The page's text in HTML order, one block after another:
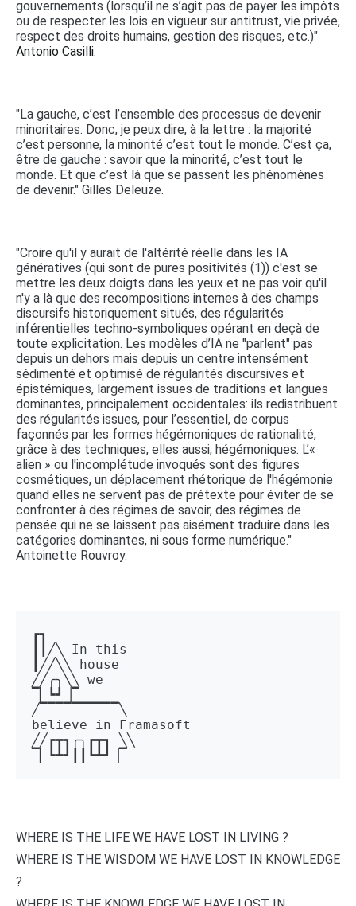
gouvernements (lorsqu’il ne s’agit pas de payer les impôts
ou de respecter les lois en vigueur sur antitrust, vie privée,
respect des droits humains, gestion des risques, etc.)"
Antonio Casilli.
"La gauche, c’est l’ensemble des processus de devenir
minoritaires. Donc, je peux dire, à la lettre : la majorité
c’est personne, la minorité c’est tout le monde. C’est ça,
être de gauche : savoir que la minorité, c’est tout le
monde. Et que c’est là que se passent les phénomènes
de devenir." Gilles Deleuze.
"Croire qu'il y aurait de l'altérité réelle dans les IA
génératives (qui sont de pures positivités (1)) c'est se
mettre les deux doigts dans les yeux et ne pas voir qu'il
n'y a là que des recompositions internes à des champs
discursifs historiquement situés, des régularités
inférentielles techno-symboliques opérant en deçà de
toute explicitation. Les modèles d’IA ne "parlent" pas
depuis un dehors mais depuis un centre intensément
sédimenté et optimisé de régularités discursives et
épistémiques, largement issues de traditions et langues
dominantes, principalement occidentales: ils redistribuent
des régularités issues, pour l’essentiel, de corpus
façonnés par les formes hégémoniques de rationalité,
grâce à des techniques, elles aussi, hégémoniques. L’«
alien » ou l'incomplétude invoqués sont des figures
cosmétiques, un déplacement rhétorique de l'hégémonie
quand elles ne servent pas de prétexte pour éviter de se
confronter à des régimes de savoir, des régimes de
pensée qui ne se laissent pas aisément traduire dans les
catégories dominantes, ni sous forme numérique."
Antoinette Rouvroy.
┏┓
┃┃╱╲ In this
┃╱╱╲╲ house
╱╱╭╮╲╲ we
▔▏┗┛▕▔
╱▔▔▔▔▔▔▔▔▔▔╲
believe in Framasoft
╱╱┏┳┓╭╮┏┳┓ ╲╲
▔▏┗┻┛┃┃┗┻┛▕▔
WHERE IS THE LIFE WE HAVE LOST IN LIVING ?
WHERE IS THE WISDOM WE HAVE LOST IN KNOWLEDGE
?